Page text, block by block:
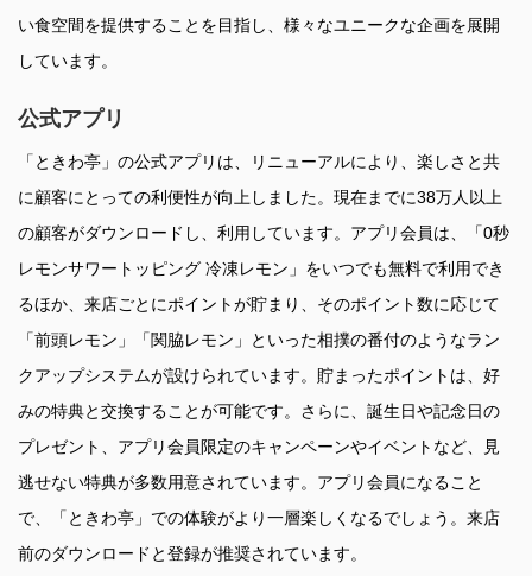
い食空間を提供することを目指し、様々なユニークな企画を展開
しています。
公式アプリ
「ときわ亭」の公式アプリは、リニューアルにより、楽しさと共
に顧客にとっての利便性が向上しました。現在までに38万人以上
の顧客がダウンロードし、利用しています。アプリ会員は、「0秒
レモンサワートッピング 冷凍レモン」をいつでも無料で利用でき
るほか、来店ごとにポイントが貯まり、そのポイント数に応じて
「前頭レモン」「関脇レモン」といった相撲の番付のようなラン
クアップシステムが設けられています。貯まったポイントは、好
みの特典と交換することが可能です。さらに、誕生日や記念日の
プレゼント、アプリ会員限定のキャンペーンやイベントなど、見
逃せない特典が多数用意されています。アプリ会員になること
で、「ときわ亭」での体験がより一層楽しくなるでしょう。来店
前のダウンロードと登録が推奨されています。